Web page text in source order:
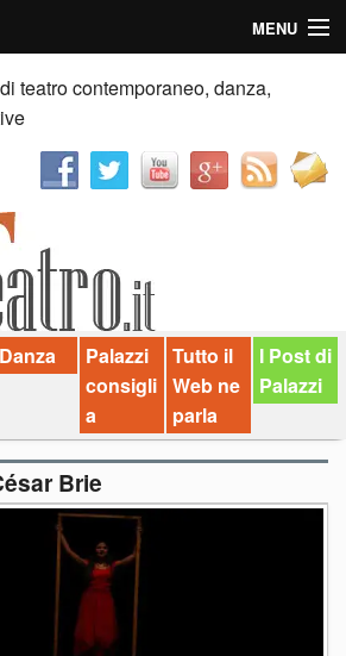
MENU
teatro contemporaneo, danza,
Danza
Palazzi
consigli
a
Tutto il
Web ne
parla
I Post di
Palazzi
Brie